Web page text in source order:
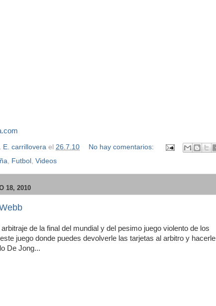
E. carrillovera el 26.7.10
No hay comentarios:
Futbol Videos
18, 2010
de la final del mundial y del pesimo juego violento de los
juego donde puedes devolverle las tarjetas al arbitro y hacerle
De Jong...